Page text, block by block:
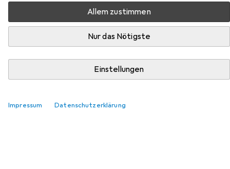
Allem zustimmen
Nur das Nötigste
Einstellungen
Impressum Datenschutzerklärung
Produktliste
Cushioning Gel 3D
217